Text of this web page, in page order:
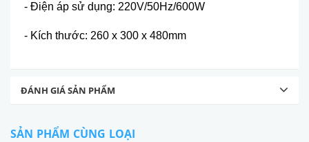
- Điện áp sử dụng: 220V/50Hz/600W
- Kích thước: 260 x 300 x 480mm
ĐÁNH GIÁ SẢN PHẨM
SẢN PHẨM CÙNG LOẠI